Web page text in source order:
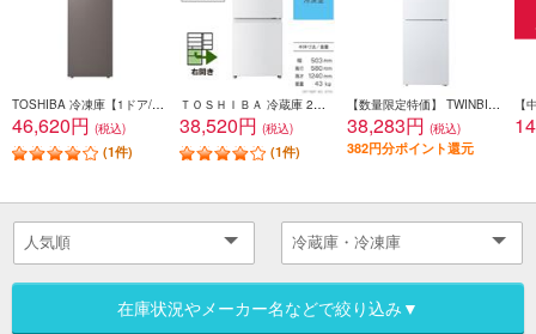
TOSHIBA 冷凍庫【1ドア/右開き/135L/ダークシルバー】 GF-Y14HS-HT
46,620円 (税込)
(1件)
ＴＯＳＨＩＢＡ 冷蔵庫 2ドア/右開き/160L/エクリュホワイト GR-Y16BP-WS
38,520円 (税込)
(1件)
【数量限定特価】 TWINBIRD 冷蔵庫[ガラスデザイン][引き出し式大容量冷凍室]【2ドア/右開き/231L/ホワイト】★大型配送対象商品 HR-E923W
38,283円 (税込)
382円分ポイント還元
在庫状況やメーカー名などで絞り込み▼